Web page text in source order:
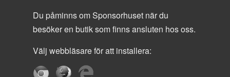
Du påminns om Sponsorhuset när du
besöker en butik som finns ansluten hos oss.
Välj webbläsare för att installera: